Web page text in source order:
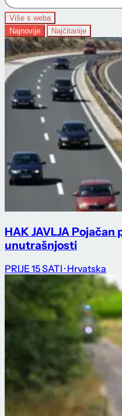
Više s weba
Najnovije
Najčitanije
HAK JAVLJA
unutrašnjosti
PRIJE 15 SATI · Hrvatska